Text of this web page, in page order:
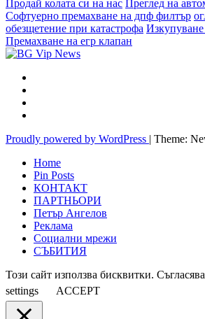
Продай колата си на нас Преглед на
Софтуерно премахване на дпф филтър
обезщетение при катастрофа
Премахване на егр клапан
Proudly powered by WordPress | Theme:
Home
Pin Posts
КОНТАКТ
ПАРТНЬОРИ
Петър Ангелов
Реклама
Социални мрежи
СЪБИТИЯ
Този сайт използва бисквитки.
settings
ACCEPT